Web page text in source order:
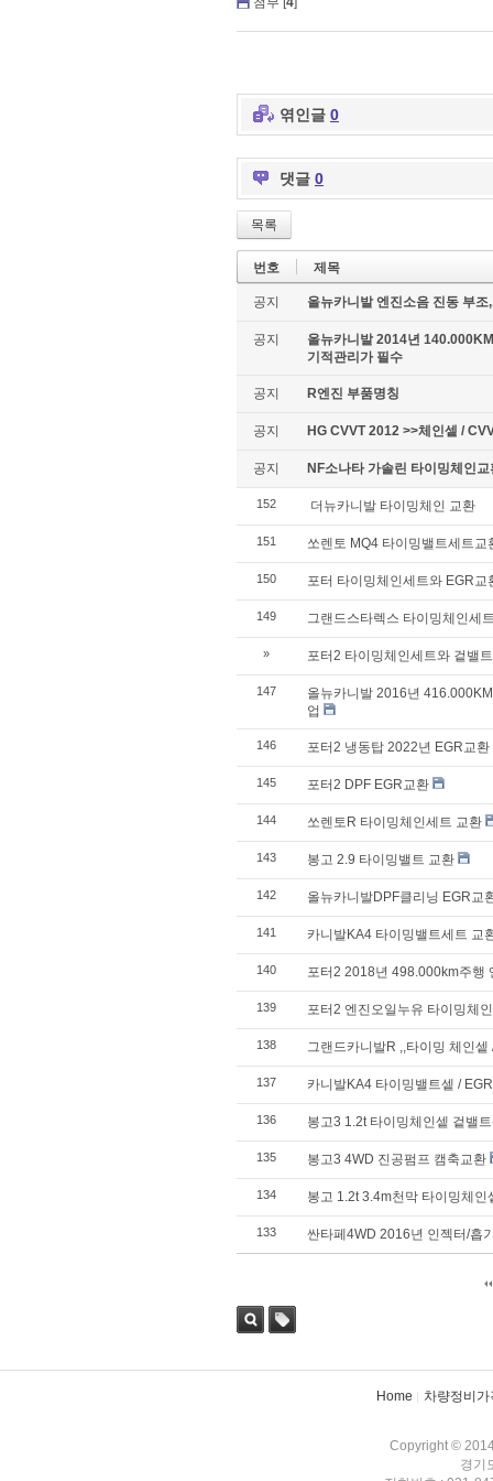
엮인글 0
댓글 0
목록
번호 제목
공지 올뉴카니발 엔진소음 진동 부
공지
올뉴카니발 2014년
기적관리가 필수
공지 R엔진 부품명칭
공지 HG CVVT 2012 >>체인셑 /
공지 NF소나타 가솔린 타이밍체인
152 더뉴카니발 타이밍체인 교환
151 쏘렌토 MQ4 타이밍밸트세트
150 포터 타이밍체인세트와 EGR교
149 그랜드스타렉스 타이밍체인세
» 포터2 타이밍체인세트와 겉밸
147
올뉴카니발 2016년
업
146 포터2 냉동탑 2022년 EGR교환
145 포터2 DPF EGR교환
144 쏘렌토R 타이밍체인세트 교환
143 봉고 2.9 타이밍밸트 교환
142 올뉴카니발DPF클리닝 EGR교
141 카니발KA4 타이밍밸트세트 교
140 포터2 2018년 498.000km주행
139 포터2 엔진오일누유 타이밍체
138 그랜드카니발R ,,타이밍 체인
137 카니발KA4 타이밍밸트셑 /
136 봉고3 1.2t 타이밍체인셑 겉밸
135 봉고3 4WD 진공펌프 캠축교환
134 봉고 1.2t 3.4m천막 타이밍체인
133 싼타페4WD 2016년 인젝터/흡
Home 차량정비가
Copyright ©
경기